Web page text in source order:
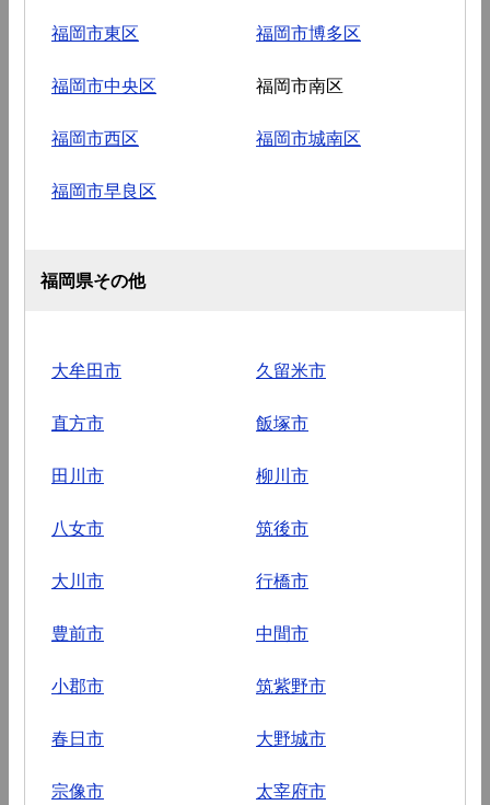
福岡市東区 福岡市博多区
福岡市中央区 福岡市南区
福岡市西区 福岡市城南区
福岡市早良区
福岡県その他
大牟田市 久留米市
直方市 飯塚市
田川市 柳川市
八女市 筑後市
大川市 行橋市
豊前市 中間市
小郡市 筑紫野市
春日市 大野城市
宗像市 太宰府市